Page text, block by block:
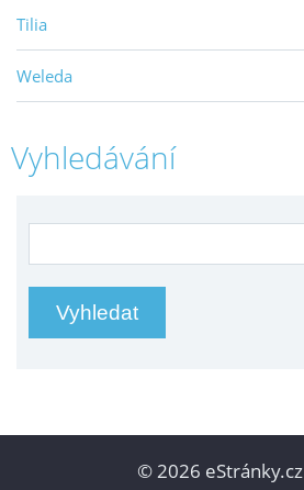
Tilia
Weleda
Vyhledávání
© 2026 eStránky.cz